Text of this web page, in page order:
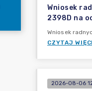
Wniosek
2398D na
Wniosek
CZYTAJ
2026-08-06